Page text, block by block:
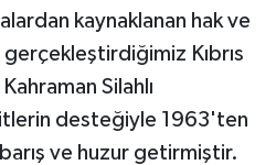
kaynaklanan hak ve
Kıbrıs
Silahlı
desteğiyle 1963'ten
ve huzur getirmiştir.